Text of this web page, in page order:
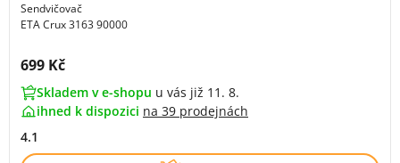
Sendvičovač
ETA Crux 3163 90000
Cena s DPH:
699 Kč
Skladem v e-shopu u vás již 11. 8.
ihned k dispozici na 39 prodejnách
4.1